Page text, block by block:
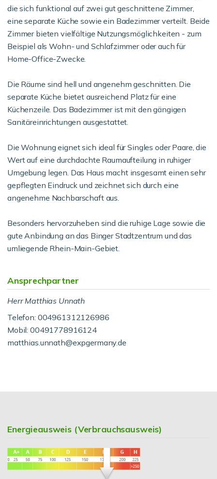
die sich funktional auf zwei gut geschnittene Zimmer,
eine separate Küche sowie ein Badezimmer verteilt. Beide
Zimmer bieten vielfältige Nutzungsmöglichkeiten - zum
Beispiel als Wohn- und Schlafzimmer oder auch für
Home-Office-Zwecke.
Die Räume sind hell und angenehm geschnitten. Die
separate Küche bietet ausreichend Platz für eine
Küchenzeile. Das Badezimmer ist mit den gängigen
Sanitäreinrichtungen ausgestattet.
Die Wohnung eignet sich ideal für Singles oder Paare, die
Wert auf eine durchdachte Raumaufteilung in ruhiger
Umgebung legen. Das Haus macht insgesamt einen sehr
gepflegten Eindruck und zeichnet sich durch eine
angenehme Nachbarschaft aus.
Besonders hervorzuheben sind die ruhige Lage sowie die
gute Anbindung an das Binger Stadtzentrum und das
umliegende Rhein-Main-Gebiet.
Ansprechpartner
Herr Matthias Unnath
Telefon: 004961312126986
Mobil: 00491778916124
matthias.unnath@expgermany.de
Energieausweis (Verbrauchsausweis)